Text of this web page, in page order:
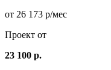
от 26 173 р/мес
Проект от
23 100 р.